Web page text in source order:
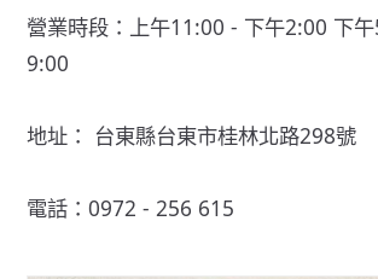
營業時段：上午11:00 - 下午2:00 下
9:00
地址： 台東縣台東市桂林北路298號
電話：0972 - 256 615